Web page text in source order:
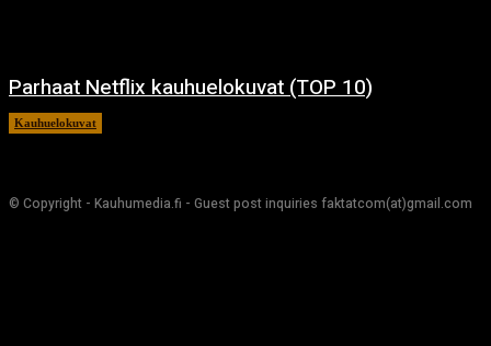
Parhaat Netflix kauhuelokuvat (TOP 10)
Kauhuelokuvat
© Copyright - Kauhumedia.fi - Guest post inquiries faktatcom(at)gmail.com